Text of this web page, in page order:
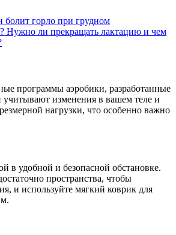
болит горло при грудном
Нужно ли прекращать лактацию и чем
программы аэробики, разработанные
изменения в вашем теле и
нагрузки, что особенно важно
в удобной и безопасной обстановке.
пространства, чтобы
и используйте мягкий коврик для